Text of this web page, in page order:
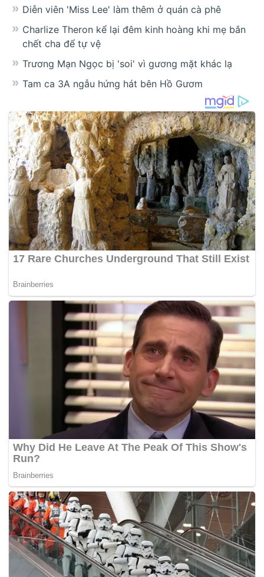
Diễn viên 'Miss Lee' làm thêm ở quán cà phê
Charlize Theron kể lại đêm kinh hoàng khi mẹ bắn
chết cha để tự vệ
Trương Mạn Ngọc bị 'soi' vì gương mặt khác lạ
Tam ca 3A ngẫu hứng hát bên Hồ Gươm